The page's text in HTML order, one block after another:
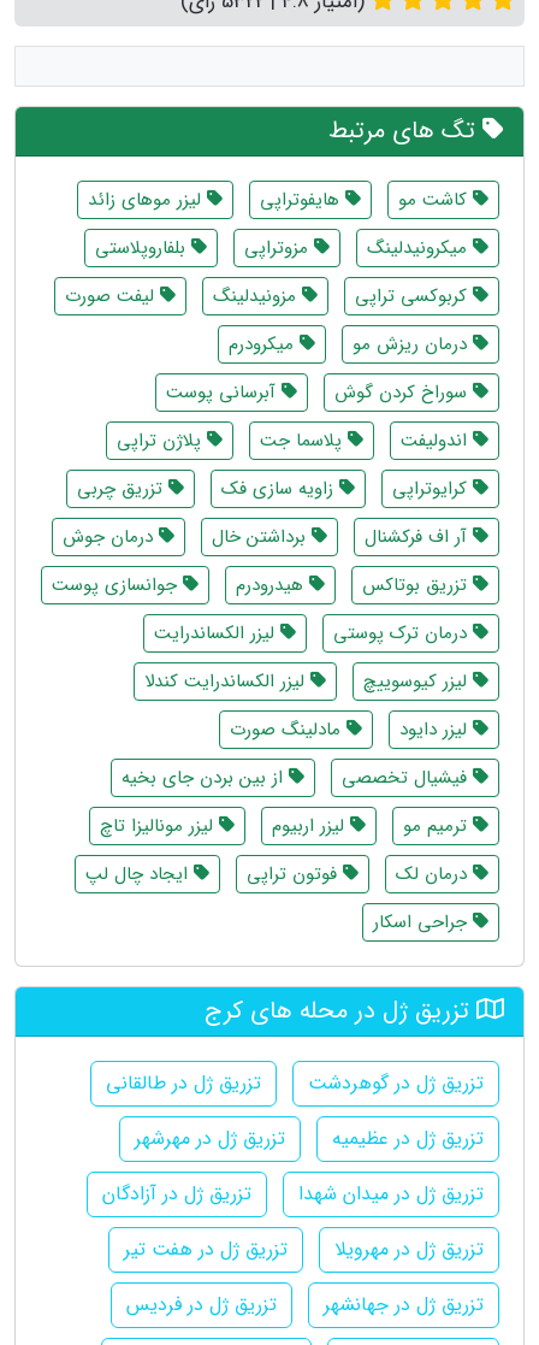
تگ های مرتبط
کاشت مو هایفوتراپی
لیزر موهای زائد
میکرونیدلینگ
مزوتراپی
بلفاروپلاستی
کربوکسی تراپی
مزونیدلینگ
لیفت صورت
درمان ریزش مو
میکرودرم
سوراخ کردن گوش
آبرسانی پوست
اندولیفت
پلاسما جت
پلاژن تراپی
کرایوتراپی
زاویه سازی فک
تزریق چربی
آر اف فرکشنال
برداشتن خال
درمان جوش
تزریق بوتاکس
هیدرودرم
جوانسازی پوست
درمان ترک پوستی
لیزر الکساندرایت
لیزر کیوسوییچ
لیزر الکساندرایت کندلا
لیزر دایود
مادلینگ صورت
فیشیال تخصصی
از بین بردن جای بخیه
ترمیم مو
لیزر اربیوم
لیزر مونالیزا تاچ
درمان لک
فوتون تراپی
ایجاد چال لپ
جراحی اسکار
تزریق ژل در محله های کرج
تزریق ژل در گوهردشت
تزریق ژل در طالقانی
تزریق ژل در عظیمیه
تزریق ژل در مهرشهر
تزریق ژل در میدان شهدا
تزریق ژل در آزادگان
تزریق ژل در مهرویلا
تزریق ژل در هفت تیر
تزریق ژل در جهانشهر
تزریق ژل در فردیس